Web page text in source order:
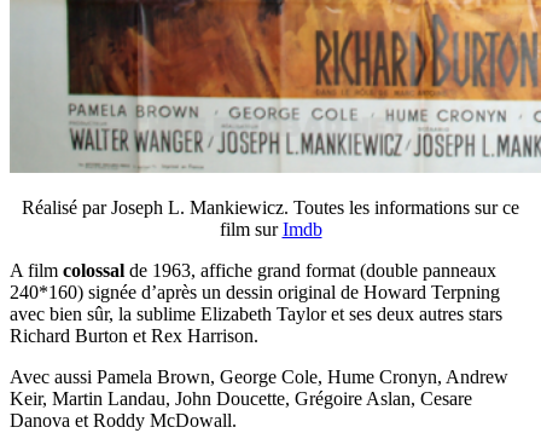
Réalisé par Joseph L. Mankiewicz. Toutes les informations sur ce
film surImdb
A film colossal de 1963, affiche grand format (double panneaux
240*160) signée d’après un dessin original de Howard Terpning
avec bien sûr, la sublime Elizabeth Taylor et ses deux autres stars
Richard Burton et Rex Harrison.
Avec aussi Pamela Brown, George Cole, Hume Cronyn, Andrew
Keir, Martin Landau, John Doucette, Grégoire Aslan, Cesare
Danova et Roddy McDowall.